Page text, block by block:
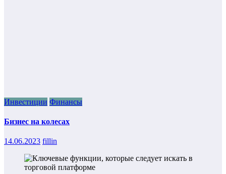
Инвестиции Финансы
Бизнес на колесах
14.06.2023 fillin